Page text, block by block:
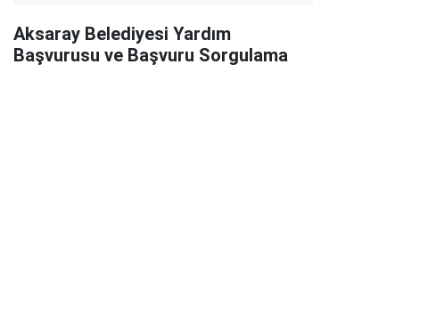
Aksaray Belediyesi Yardım
Başvurusu ve Başvuru Sorgulama